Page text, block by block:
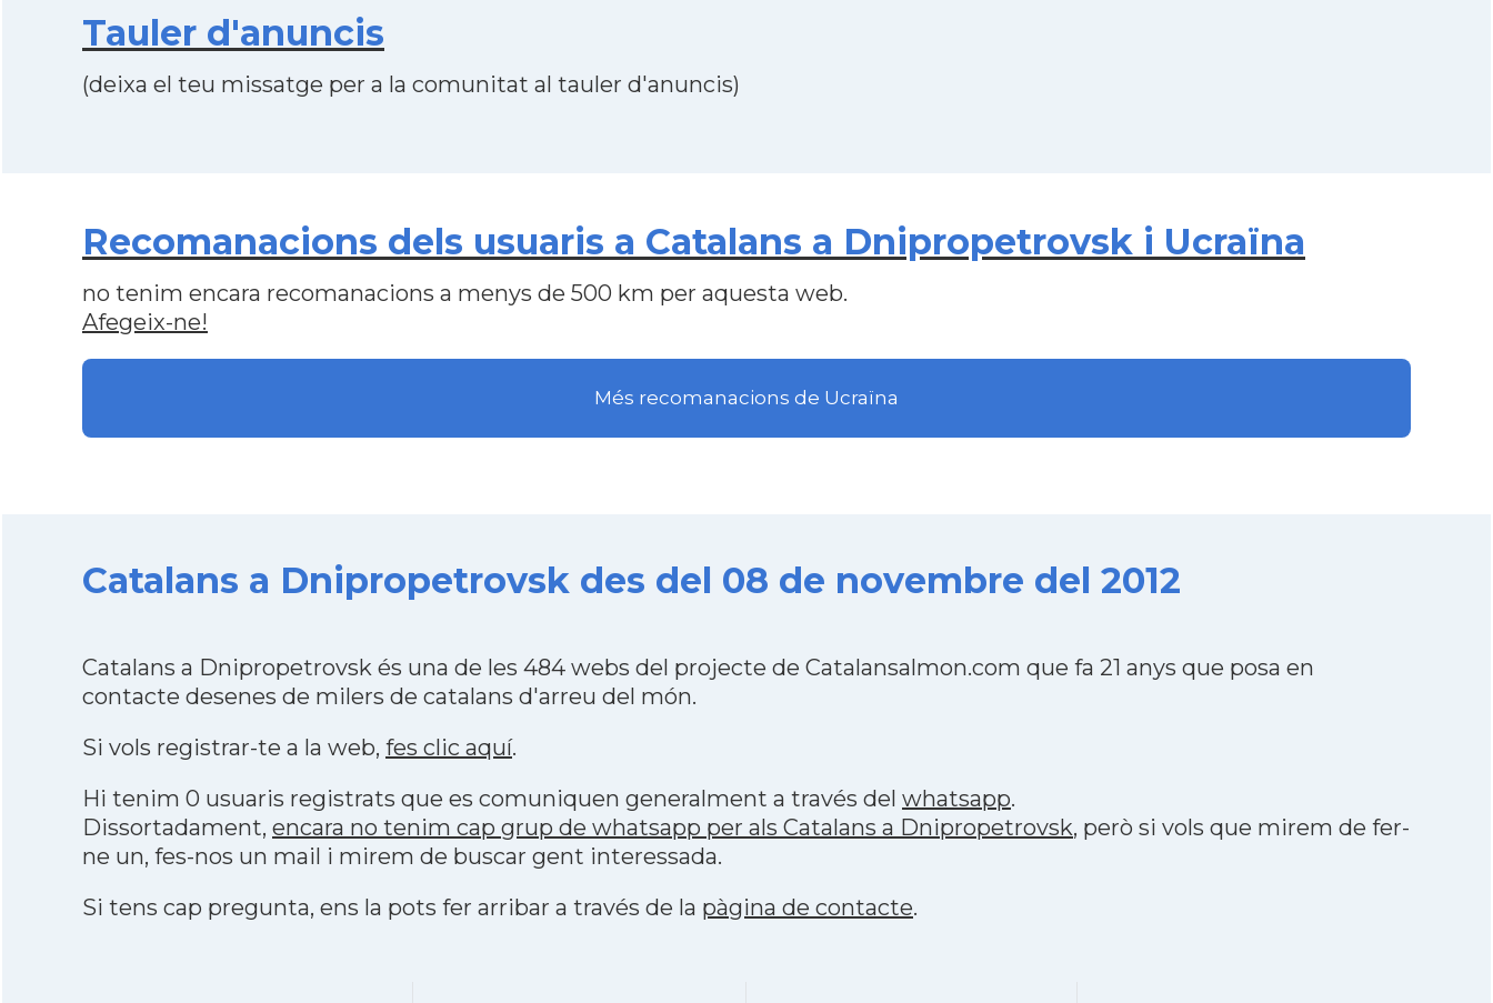
Tauler d'anuncis
(deixa el teu missatge per a la comunitat al tauler d'anuncis)
Recomanacions dels usuaris a Catalans a Dnipropetrovsk i Ucraïna
no tenim encara recomanacions a menys de 500 km per aquesta web.
Afegeix-ne!
Més recomanacions de Ucraïna
Catalans a Dnipropetrovsk des del 08 de novembre del 2012
Catalans a Dnipropetrovsk és una de les 484 webs del projecte de Catalansalmon.com que fa 21 anys que posa en
contacte desenes de milers de catalans d'arreu del món.
Si vols registrar-te a la web, fes clic aquí.
Hi tenim 0 usuaris registrats que es comuniquen generalment a través del whatsapp.
Dissortadament, encara no tenim cap grup de whatsapp per als Catalans a Dnipropetrovsk, però si vols que mirem de fer-
ne un, fes-nos un mail i mirem de buscar gent interessada.
Si tens cap pregunta, ens la pots fer arribar a través de la pàgina de contacte.